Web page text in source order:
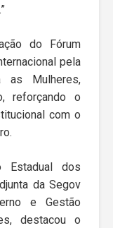
do Fórum
pela
as Mulheres,
reforçando o
com o
Estadual dos
da Segov
e Gestão
destacou o